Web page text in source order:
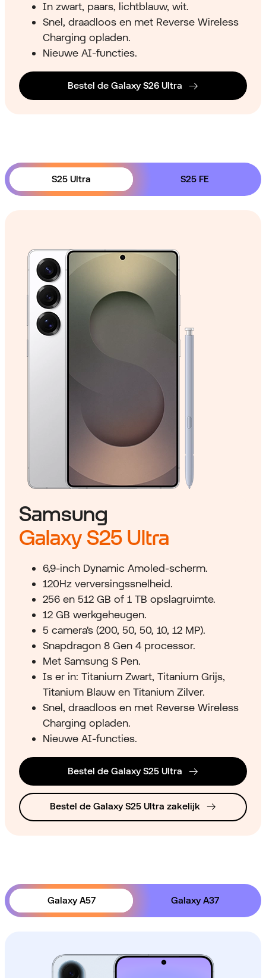
In zwart, paars, lichtblauw, wit.
Snel, draadloos en met Reverse Wireless
Charging opladen.
Nieuwe AI-functies.
Bestel de Galaxy S26 Ultra
S25 Ultra S25 FE
Samsung
Galaxy S25 Ultra
6,9-inch Dynamic Amoled-scherm.
120Hz verversingssnelheid.
256 en 512 GB of 1 TB opslagruimte.
12 GB werkgeheugen.
5 camera's (200, 50, 50, 10, 12 MP).
Snapdragon 8 Gen 4 processor.
Met Samsung S Pen.
Is er in: Titanium Zwart, Titanium Grijs,
Titanium Blauw en Titanium Zilver.
Snel, draadloos en met Reverse Wireless
Charging opladen.
Nieuwe AI-functies.
Bestel de Galaxy S25 Ultra
Bestel de Galaxy S25 Ultra zakelijk
Galaxy A57 Galaxy A37